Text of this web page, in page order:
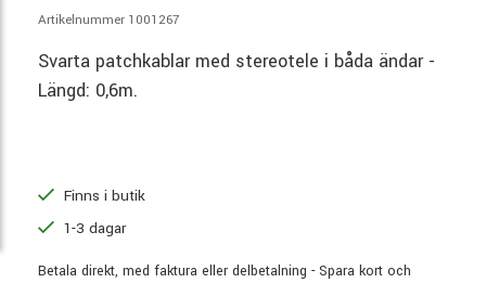
Artikelnummer 1001267
Svarta patchkablar med stereotele i båda ändar -
Längd: 0,6m.
Finns i butik
1-3 dagar
Betala direkt, med faktura eller delbetalning - Spara kort och